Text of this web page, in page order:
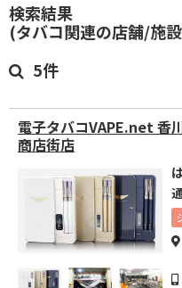
検索結果
(タバコ関連の店舗/施設
5件
電子タバコVAPE.net 香
商店街店